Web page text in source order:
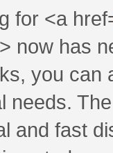
for <a
now has
you can
needs.
and fast